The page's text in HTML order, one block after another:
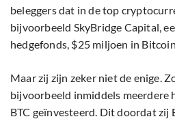
beleggers dat in de top
bijvoorbeeld SkyBridge Capital,
hedgefonds, $25 miljoen in
Maar zij zijn zeker niet de enige.
bijvoorbeeld inmiddels meerdere
BTC geïnvesteerd. Dit doordat zij